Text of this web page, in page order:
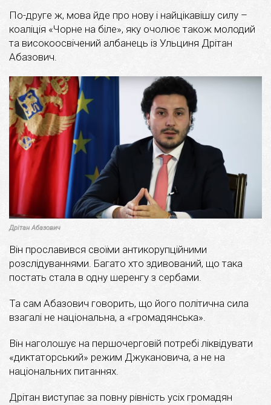
По-друге ж, мова йде про нову і найцікавішу силу –
коаліція «Чорне на біле», яку очолює також молодий
та високоосвічений албанець із Ульциня Дрітан
Абазович.
Дрітан Абазович
Він прославився своїми антикорупційними
розслідуваннями. Багато хто здивований, що така
постать стала в одну шеренгу з сербами.
Та сам Абазович говорить, що його політична сила
взагалі не національна, а «громадянська».
Він наголошує на першочерговій потребі ліквідувати
«диктаторський» режим Джукановича, а не на
національних питаннях.
Дрітан виступає за повну рівність усіх громадян